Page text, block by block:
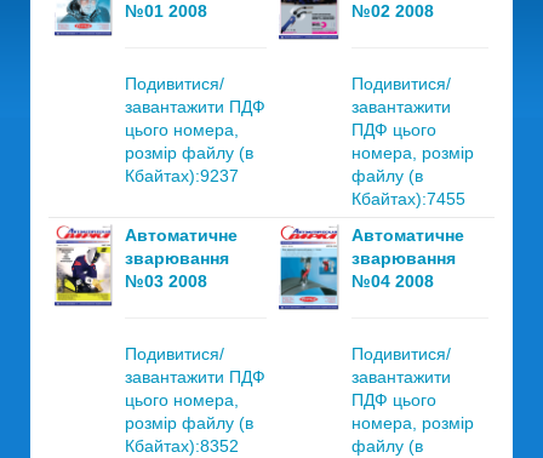
№01 2008
Подивитися/
завантажити ПДФ
цього номера,
розмір файлу (в
Кбайтах):9237
№02 2008
Подивитися/
завантажити
ПДФ цього
номера, розмір
файлу (в
Кбайтах):7455
Автоматичне
зварювання
№03 2008
Подивитися/
завантажити ПДФ
цього номера,
розмір файлу (в
Кбайтах):8352
Автоматичне
зварювання
№04 2008
Подивитися/
завантажити
ПДФ цього
номера, розмір
файлу (в